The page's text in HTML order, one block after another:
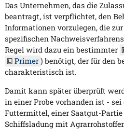
Das Unternehmen, das die
beantragt, ist verpflichtet, den
Informationen vorzulegen, die
spezifischen
Regel wird dazu ein bestimmter
Primer ) benötigt, der für den
charakteristisch ist.
Damit kann später überprüft
in einer Probe vorhanden ist -
Futtermittel, einer Saatgut-Partie
Schiffsladung mit